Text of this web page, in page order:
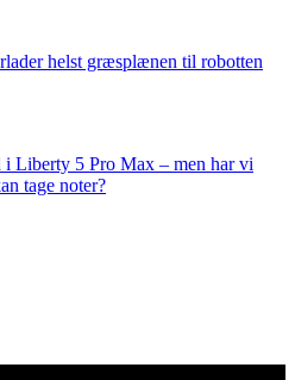
helst græsplænen til robotten
i Liberty 5 Pro Max – men har vi
tage noter?